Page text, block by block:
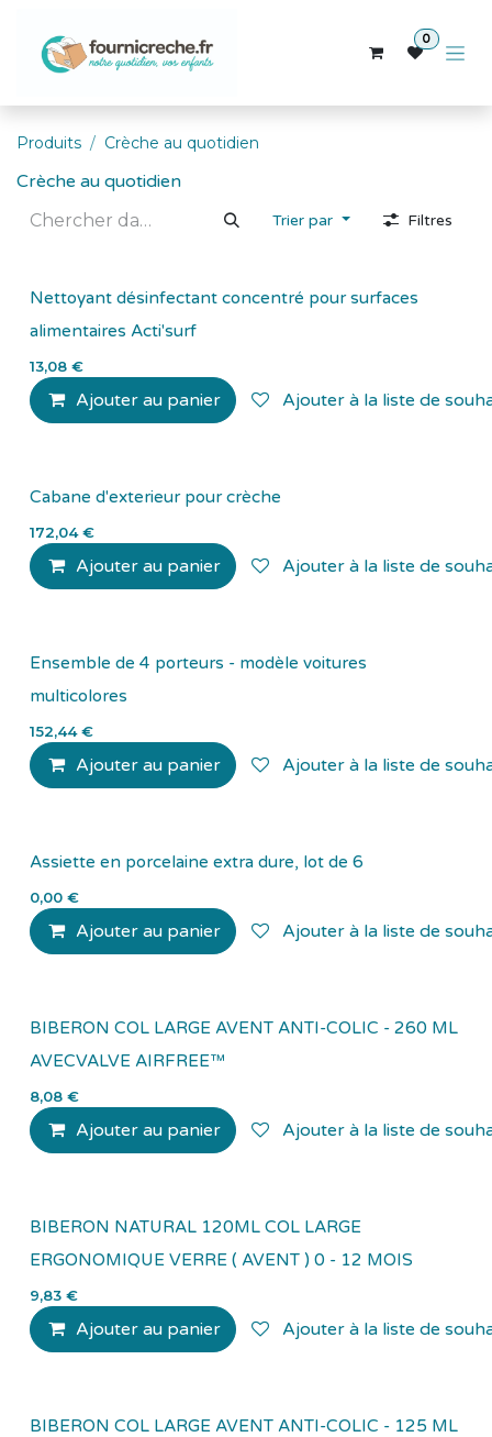
0
Produits Crèche au quotidien
Crèche au quotidien
Trier par Filtres
Biocide
Nettoyant désinfectant concentré pour surfaces
alimentaires Acti'surf
13,08 €
Ajouter au panier Ajouter à la liste de
Cabane d'exterieur pour crèche
172,04€
Ajouter au panier Ajouter à la liste de
Ensemble de 4 porteurs - modèle voitures
multicolores
152,44€
Ajouter au panier Ajouter à la liste de
Assiette en porcelaine extra dure, lot de 6
0,00 €
Ajouter au panier Ajouter à la liste de
BIBERON COL LARGE AVENT ANTI-COLIC - 260 ML
AVECVALVE AIRFREE™
8,08 €
Ajouter au panier Ajouter à la liste de
BIBERON NATURAL 120ML COL LARGE
ERGONOMIQUE VERRE ( AVENT ) 0 - 12 MOIS
9,83 €
Ajouter au panier Ajouter à la liste de
BIBERON COL LARGE AVENT ANTI-COLIC - 125 ML